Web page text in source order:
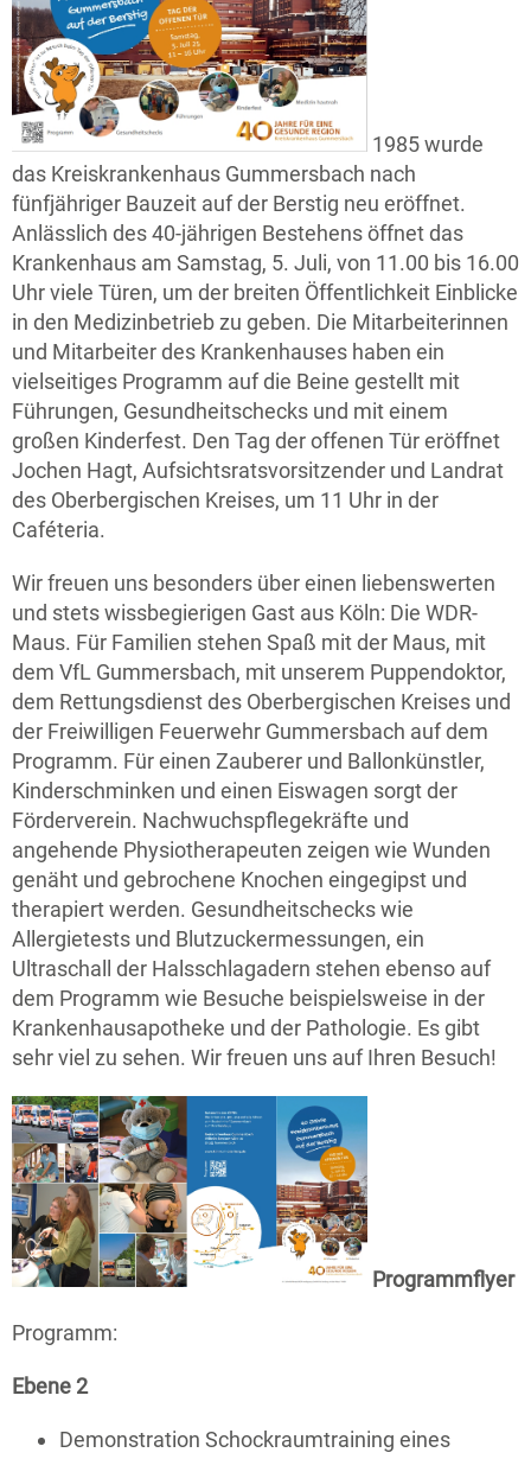
1985 wurde
das Kreiskrankenhaus Gummersbach nach
fünfjähriger Bauzeit auf der Berstig neu eröffnet.
Anlässlich des 40-jährigen Bestehens öffnet das
Krankenhaus am Samstag, 5. Juli, von 11.00 bis 16.00
Uhr viele Türen, um der breiten Öffentlichkeit Einblicke
in den Medizinbetrieb zu geben. Die Mitarbeiterinnen
und Mitarbeiter des Krankenhauses haben ein
vielseitiges Programm auf die Beine gestellt mit
Führungen, Gesundheitschecks und mit einem
großen Kinderfest. Den Tag der offenen Tür eröffnet
Jochen Hagt, Aufsichtsratsvorsitzender und Landrat
des Oberbergischen Kreises, um 11 Uhr in der
Caféteria.
Wir freuen uns besonders über einen liebenswerten
und stets wissbegierigen Gast aus Köln: Die WDR-
Maus. Für Familien stehen Spaß mit der Maus, mit
dem VfL Gummersbach, mit unserem Puppendoktor,
dem Rettungsdienst des Oberbergischen Kreises und
der Freiwilligen Feuerwehr Gummersbach auf dem
Programm. Für einen Zauberer und Ballonkünstler,
Kinderschminken und einen Eiswagen sorgt der
Förderverein. Nachwuchspflegekräfte und
angehende Physiotherapeuten zeigen wie Wunden
genäht und gebrochene Knochen eingegipst und
therapiert werden. Gesundheitschecks wie
Allergietests und Blutzuckermessungen, ein
Ultraschall der Halsschlagadern stehen ebenso auf
dem Programm wie Besuche beispielsweise in der
Krankenhausapotheke und der Pathologie. Es gibt
sehr viel zu sehen. Wir freuen uns auf Ihren Besuch!
Programmflyer
Programm:
Ebene 2
Demonstration Schockraumtraining eines